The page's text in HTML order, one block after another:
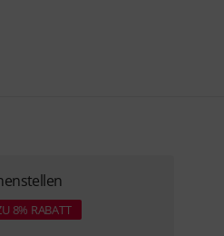
8% RABATT